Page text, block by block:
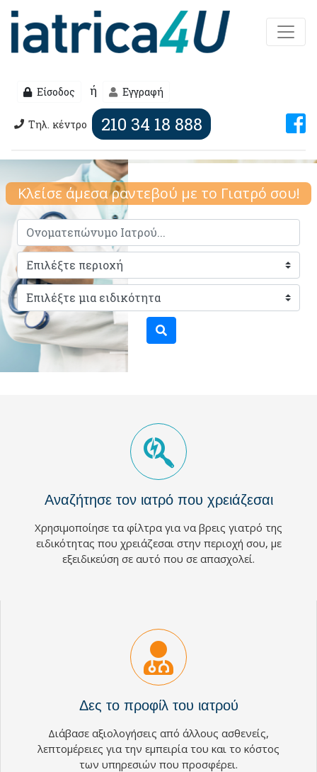
Είσοδος ή Εγγραφή
Τηλ. κέντρο 210 34 18 888
Προηγούμενο
Κλείσε άμεσα ραντεβού με το Γιατρό σου!
Αναζήτησε τον ιατρό που χρειάζεσαι
Χρησιμοποίησε τα φίλτρα για να βρεις γιατρό της
ειδικότητας που χρειάζεσαι στην περιοχή σου, με
εξειδικεύση σε αυτό που σε απασχολεί.
Δες το προφίλ του ιατρού
Διάβασε αξιολογήσεις από άλλους ασθενείς,
λεπτομέρειες για την εμπειρία του και το κόστος
των υπηρεσιών που προσφέρει.